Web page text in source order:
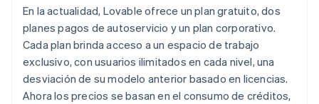
En la actualidad, Lovable ofrece un plan gratuito, dos
planes pagos de autoservicio y un plan corporativo.
Cada plan brinda acceso a un espacio de trabajo
exclusivo, con usuarios ilimitados en cada nivel, una
desviación de su modelo anterior basado en licencias.
Ahora los precios se basan en el consumo de créditos,